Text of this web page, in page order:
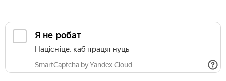
Я не робат
Націсніце, каб працягнуць
SmartCaptcha by Yandex Cloud